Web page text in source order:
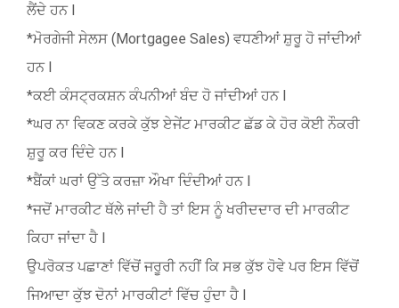
ਲੈਂਦੇ ਹਨ l
*ਮੋਰਗੇਜੀ ਸੇਲਸ (Mortgagee Sales) ਵਧਣੀਆਂ ਸ਼ੁਰੂ ਹੋ ਜਾਂਦੀਆਂ
ਹਨ l
*ਕਈ ਕੰਸਟ੍ਰਕਸ਼ਨ ਕੰਪਨੀਆਂ ਬੰਦ ਹੋ ਜਾਂਦੀਆਂ ਹਨ l
*ਘਰ ਨਾ ਵਿਕਣ ਕਰਕੇ ਕੁੱਝ ਏਜੇਂਟ ਮਾਰਕੀਟ ਛੱਡ ਕੇ ਹੋਰ ਕੋਈ ਨੌਕਰੀ
ਸ਼ੁਰੂ ਕਰ ਦਿੰਦੇ ਹਨ l
*ਬੈਂਕਾਂ ਘਰਾਂ ਉੱਤੇ ਕਰਜ਼ਾ ਔਖਾ ਦਿੰਦੀਆਂ ਹਨ l
*ਜਦੋਂ ਮਾਰਕੀਟ ਥੱਲੇ ਜਾਂਦੀ ਹੈ ਤਾਂ ਇਸ ਨੂੰ ਖਰੀਦਦਾਰ ਦੀ ਮਾਰਕੀਟ
ਕਿਹਾ ਜਾਂਦਾ ਹੈ l
ਉਪਰੋਕਤ ਪਛਾਣਾਂ ਵਿੱਚੋਂ ਜਰੂਰੀ ਨਹੀਂ ਕਿ ਸਭ ਕੁੱਝ ਹੋਵੇ ਪਰ ਇਸ ਵਿੱਚੋਂ
ਜਿਆਦਾ ਕੁੱਝ ਦੋਨਾਂ ਮਾਰਕੀਟਾਂ ਵਿੱਚ ਹੁੰਦਾ ਹੈ l